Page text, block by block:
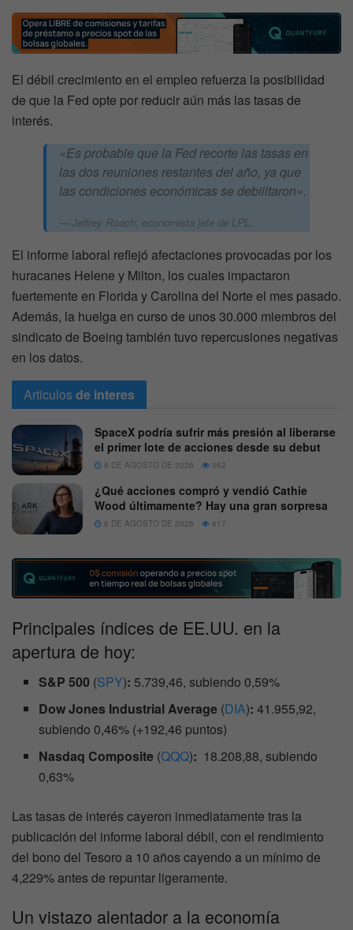
El débil crecimiento en el empleo refuerza la posibilidad
de que la Fed opte por reducir aún más las tasas de
interés.
«Es probable que la Fed recorte las tasas en
las dos reuniones restantes del año, ya que
las condiciones económicas se debilitaron».
Jeffrey Roach, economista jefe de LPL.
El informe laboral reflejó afectaciones provocadas por los
huracanes Helene y Milton, los cuales impactaron
fuertemente en Florida y Carolina del Norte el mes pasado.
Además, la huelga en curso de unos 30.000 miembros del
sindicato de Boeing también tuvo repercusiones negativas
en los datos.
Articulosde interes
SpaceX podría sufrir más presión al liberarse
el primer lote de acciones desde su debut
6 DE AGOSTO DE 2026 562
¿Qué acciones compró y vendió Cathie
Wood últimamente? Hay una gran sorpresa
6 DE AGOSTO DE 2026 617
Principales índices de EE.UU. en la
apertura de hoy:
S&P 500 (SPY): 5.739,46, subiendo 0,59%
Dow Jones Industrial Average (DIA): 41.955,92,
subiendo 0,46% (+192,46 puntos)
Nasdaq Composite (QQQ): 18.208,88, subiendo
0,63%
Las tasas de interés cayeron inmediatamente tras la
publicación del informe laboral débil, con el rendimiento
del bono del Tesoro a 10 años cayendo a un mínimo de
4,229% antes de repuntar ligeramente.
Un vistazo alentador a la economía